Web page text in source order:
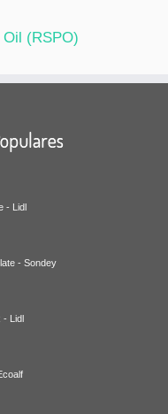
(RSPO)
- Lidl
- Sondey
- Lidl